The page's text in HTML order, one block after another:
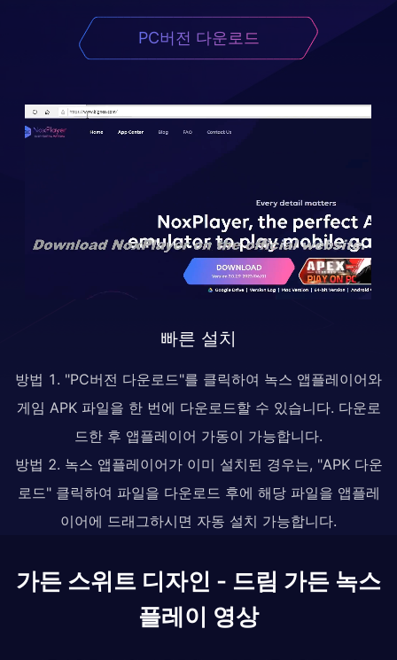
PC버전 다운로드
빠른 설치
방법 1. "PC버전 다운로드"를 클릭하여 녹스 앱플레이어와
게임 APK 파일을 한 번에 다운로드할 수 있습니다. 다운로
드한 후 앱플레이어 가동이 가능합니다.
방법 2. 녹스 앱플레이어가 이미 설치된 경우는, "APK 다운
로드" 클릭하여 파일을 다운로드 후에 해당 파일을 앱플레
이어에 드래그하시면 자동 설치 가능합니다.
가든 스위트 디자인 - 드림 가든 녹스
플레이 영상